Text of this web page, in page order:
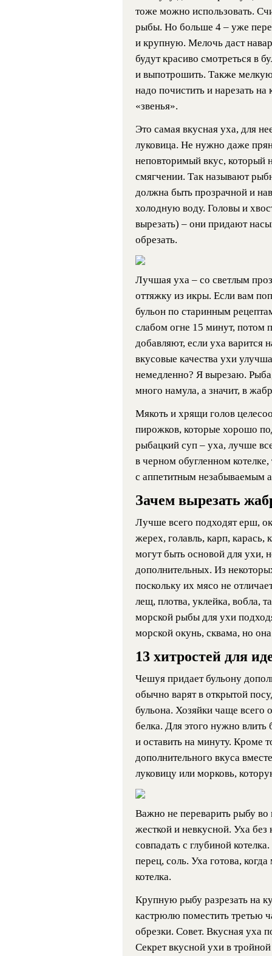
тоже можно использовать.
рыбы. Но больше 4 – уже
и крупную. Мелочь даст
будут красиво смотреться в
и выпотрошить. Также
надо почистить и нарезать
«звенья».
Это самая вкусная уха, для
луковица. Не нужно даже
неповторимый вкус, который
смягчении. Так называют
должна быть прозрачной и
холодную воду. Головы и
вырезать) – они придают
обрезать.
Лучшая уха – со светлым
оттяжку из икры. Если вам
бульон по старинным
слабом огне 15 минут, потом
добавляют, если уха
вкусовые качества ухи
немедленно? Я вырезаю.
много намула, а значит, в
Мякоть и хрящи голов
пирожков, которые хорошо
рыбацкий суп – уха, лучше
в черном обугленном
с аппетитным незабываемым
Зачем вырезать
Лучше всего подходят ерш,
жерех, голавль, карп,
могут быть основой для ухи,
дополнительных. Из
поскольку их мясо не
лещ, плотва, уклейка, вобла,
морской рыбы для ухи
морской окунь, сквама, но
13 хитростей для
Чешуя придает бульону
обычно варят в открытой
бульона. Хозяйки чаще всего
белка. Для этого нужно
и оставить на минуту. Кроме
дополнительного вкуса
луковицу или морковь,
Важно не переварить рыбу во
жесткой и невкусной. Уха
совпадать с глубиной
перец, соль. Уха готова,
котелка.
Крупную рыбу разрезать на
кастрюлю поместить третью
обрезки. Совет. Вкусная уха
Секрет вкусной ухи в